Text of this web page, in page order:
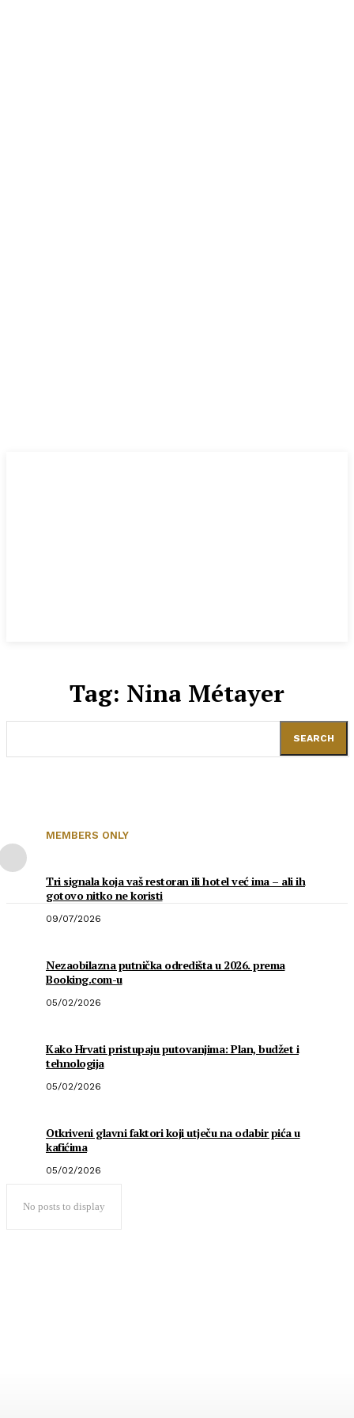
Tag: Nina Métayer
SEARCH
MEMBERS ONLY
Tri signala koja vaš restoran ili hotel već ima – ali ih
gotovo nitko ne koristi
09/07/2026
Nezaobilazna putnička odredišta u 2026. prema
Booking.com-u
05/02/2026
Kako Hrvati pristupaju putovanjima: Plan, budžet i
tehnologija
05/02/2026
Otkriveni glavni faktori koji utječu na odabir pića u
kafićima
05/02/2026
No posts to display